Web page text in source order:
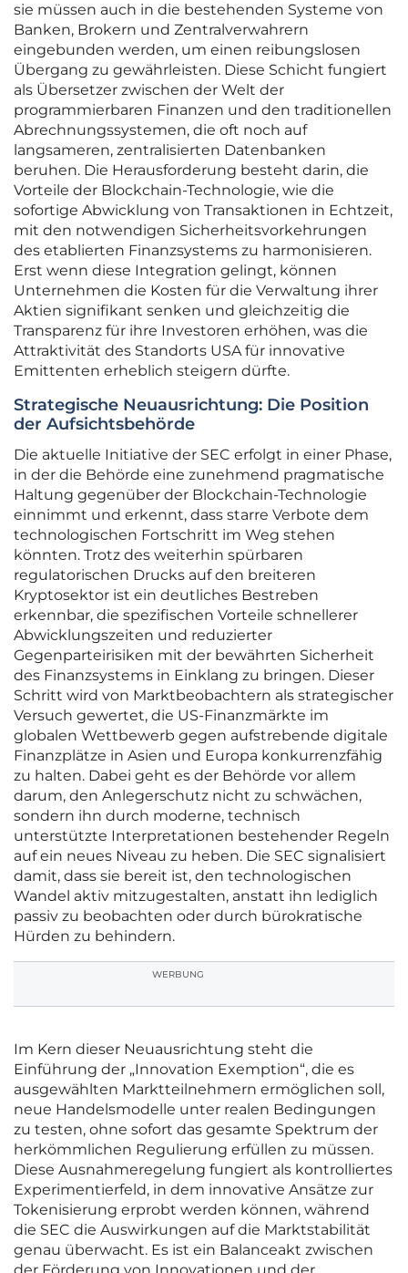
sie müssen auch in die bestehenden Systeme von
Banken, Brokern und Zentralverwahrern
eingebunden werden, um einen reibungslosen
Übergang zu gewährleisten. Diese Schicht fungiert
als Übersetzer zwischen der Welt der
programmierbaren Finanzen und den traditionellen
Abrechnungssystemen, die oft noch auf
langsameren, zentralisierten Datenbanken
beruhen. Die Herausforderung besteht darin, die
Vorteile der Blockchain-Technologie, wie die
sofortige Abwicklung von Transaktionen in Echtzeit,
mit den notwendigen Sicherheitsvorkehrungen
des etablierten Finanzsystems zu harmonisieren.
Erst wenn diese Integration gelingt, können
Unternehmen die Kosten für die Verwaltung ihrer
Aktien signifikant senken und gleichzeitig die
Transparenz für ihre Investoren erhöhen, was die
Attraktivität des Standorts USA für innovative
Emittenten erheblich steigern dürfte.
Strategische Neuausrichtung: Die Position
der Aufsichtsbehörde
Die aktuelle Initiative der SEC erfolgt in einer Phase,
in der die Behörde eine zunehmend pragmatische
Haltung gegenüber der Blockchain-Technologie
einnimmt und erkennt, dass starre Verbote dem
technologischen Fortschritt im Weg stehen
könnten. Trotz des weiterhin spürbaren
regulatorischen Drucks auf den breiteren
Kryptosektor ist ein deutliches Bestreben
erkennbar, die spezifischen Vorteile schnellerer
Abwicklungszeiten und reduzierter
Gegenparteirisiken mit der bewährten Sicherheit
des Finanzsystems in Einklang zu bringen. Dieser
Schritt wird von Marktbeobachtern als strategischer
Versuch gewertet, die US-Finanzmärkte im
globalen Wettbewerb gegen aufstrebende digitale
Finanzplätze in Asien und Europa konkurrenzfähig
zu halten. Dabei geht es der Behörde vor allem
darum, den Anlegerschutz nicht zu schwächen,
sondern ihn durch moderne, technisch
unterstützte Interpretationen bestehender Regeln
auf ein neues Niveau zu heben. Die SEC signalisiert
damit, dass sie bereit ist, den technologischen
Wandel aktiv mitzugestalten, anstatt ihn lediglich
passiv zu beobachten oder durch bürokratische
Hürden zu behindern.
WERBUNG
Im Kern dieser Neuausrichtung steht die
Einführung der „Innovation Exemption“, die es
ausgewählten Marktteilnehmern ermöglichen soll,
neue Handelsmodelle unter realen Bedingungen
zu testen, ohne sofort das gesamte Spektrum der
herkömmlichen Regulierung erfüllen zu müssen.
Diese Ausnahmeregelung fungiert als kontrolliertes
Experimentierfeld, in dem innovative Ansätze zur
Tokenisierung erprobt werden können, während
die SEC die Auswirkungen auf die Marktstabilität
genau überwacht. Es ist ein Balanceakt zwischen